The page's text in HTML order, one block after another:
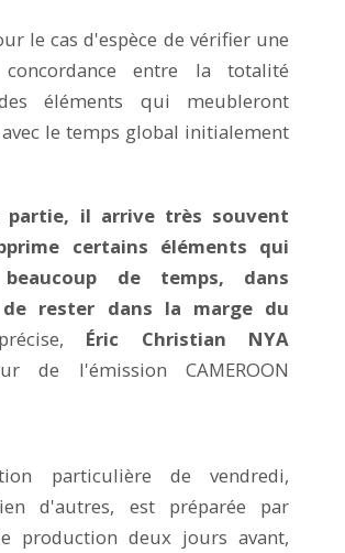
le cas d'espèce de vérifier une
entre la totalité
éléments qui meubleront
le temps global initialement
partie, il arrive très souvent
certains éléments qui
de temps, dans
rester dans la marge du
Éric Christian NYA
de l'émission CAMEROON
particulière de vendredi,
d'autres, est préparée par
production deux jours avant,